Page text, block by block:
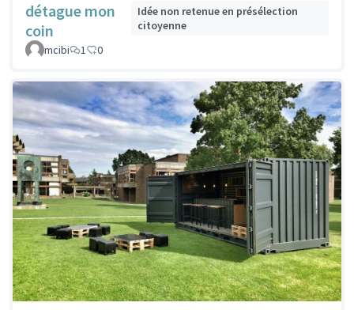
détague mon
coin
Idée non retenue en présélection
citoyenne
mcibi
1 0